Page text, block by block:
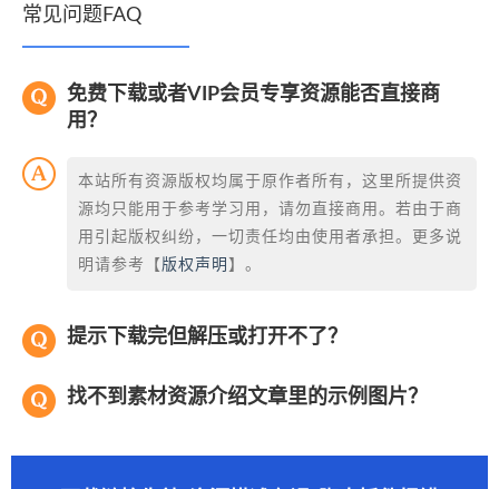
常见问题FAQ
免费下载或者VIP会员专享资源能否直接商
用？
本站所有资源版权均属于原作者所有，这里所提供资
源均只能用于参考学习用，请勿直接商用。若由于商
用引起版权纠纷，一切责任均由使用者承担。更多说
明请参考【 版权声明 】。
提示下载完但解压或打开不了？
找不到素材资源介绍文章里的示例图片？